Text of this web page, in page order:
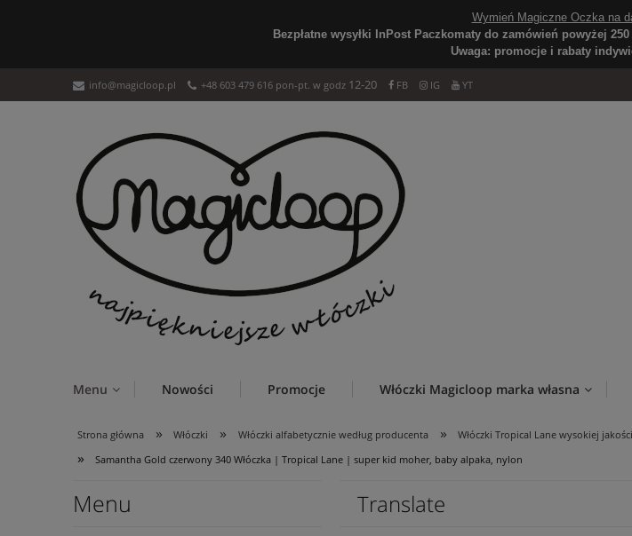
Wymień Magiczne Oczka na
Bezpłatne wysyłki InPost Paczkomaty do zamówień powyżej
Uwaga: promocje i rabaty
info@magicloop.pl +48 603 479 616 pon-pt. w godz 12-20 FB IG YT
Menu Nowości Promocje Włóczki Magicloop marka własna
Strona główna » Włóczki » Włóczki alfabetycznie według producenta » Włóczki Tropical Lane wysokiej
» Samantha Gold czerwony 340 Włóczka | Tropical Lane | super kid moher, baby alpaka, nylon
Menu Translate